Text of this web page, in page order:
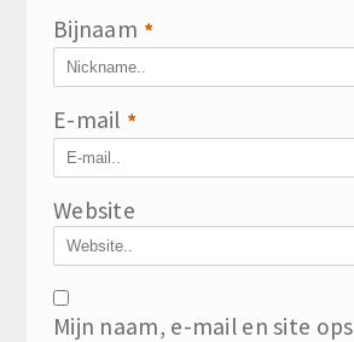
Bijnaam *
E-mail *
Website
Mijn naam, e-mail en site